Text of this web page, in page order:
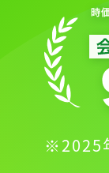
※2025